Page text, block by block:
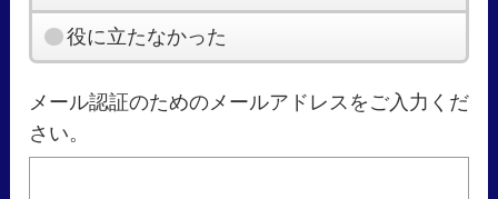
役に立たなかった
メール認証のためのメールアドレスをご入力くだ
さい。